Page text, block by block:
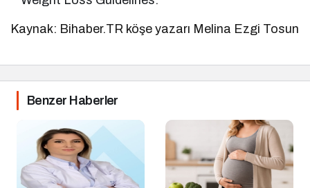
Kaynak: Bihaber.TR köşe yazarı Melina Ezgi Tosun
Benzer Haberler